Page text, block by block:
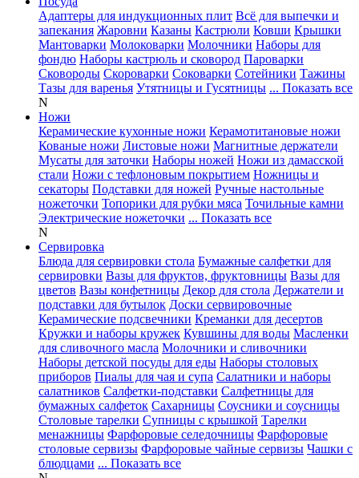
Адаптеры для индукционных плит Всё для выпечки и
запекания Жаровни Казаны Кастрюли Ковши Крышки
Мантоварки Молоковарки Молочники Наборы для
фондю Наборы кастрюль и сковород Пароварки
Сковороды Скороварки Соковарки Сотейники Тажины
Тазы для варенья Утятницы и Гусятницы ... Показать все
N
Ножи
Керамические кухонные ножи Керамотитановые ножи
Кованые ножи Листовые ножи Магнитные держатели
Мусаты для заточки Наборы ножей Ножи из дамасской
стали Ножи с тефлоновым покрытием Ножницы и
секаторы Подставки для ножей Ручные настольные
ножеточки Топорики для рубки мяса Точильные камни
Электрические ножеточки ... Показать все
N
Сервировка
Блюда для сервировки стола Бумажные салфетки для
сервировки Вазы для фруктов, фруктовницы Вазы для
цветов Вазы конфетницы Декор для стола Держатели и
подставки для бутылок Доски сервировочные
Керамические подсвечники Креманки для десертов
Кружки и наборы кружек Кувшины для воды Масленки
для сливочного масла Молочники и сливочники
Наборы детской посуды для еды Наборы столовых
приборов Пиалы для чая и супа Салатники и наборы
салатников Салфетки-подставки Салфетницы для
бумажных салфеток Сахарницы Соусники и соусницы
Столовые тарелки Супницы с крышкой Тарелки
менажницы Фарфоровые селедочницы Фарфоровые
столовые сервизы Фарфоровые чайные сервизы Чашки с
блюдцами ... Показать все